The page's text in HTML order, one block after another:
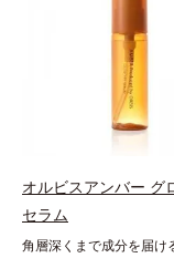
方との比較*6 ドクダミエ
クロヘキサンジカルボン
キシジグリコール（保湿
目安＞パール1粒程度＜
ップ＞洗顔料 ⇒ 化粧水 ⇒
クルセラム ⇒ 保湿液＜1
180回（3ヵ月程度）各
い情報は商品ページをご
い。・BEAUTY夏祭りは
ーラ・オルビスグループ
(*1)有効成分「m-ピクセ
クスパンテノールW）」
ミの原因になると考えら
ニンの塊”を居座らせない
と排出サポート(*5)の2ス
カスを防ぎます。さらに
アネスレ(*6)」を配合し
に満ちた自分本来の澄み
透明感を目指します。手
オルビスアンバー グ
セラム
角層深くまで成分を届け